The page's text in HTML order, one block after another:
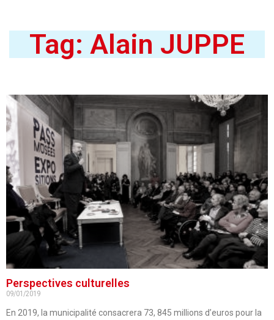
Tag: Alain JUPPE
Perspectives culturelles
09/01/2019
En 2019, la municipalité consacrera 73, 845 millions d’euros pour la